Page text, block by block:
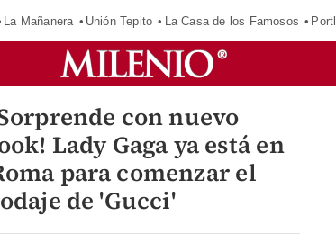
La Mañanera Unión Tepito La Casa de los Famosos
con nuevo
Lady Gaga ya está en
para comenzar el
de 'Gucci'